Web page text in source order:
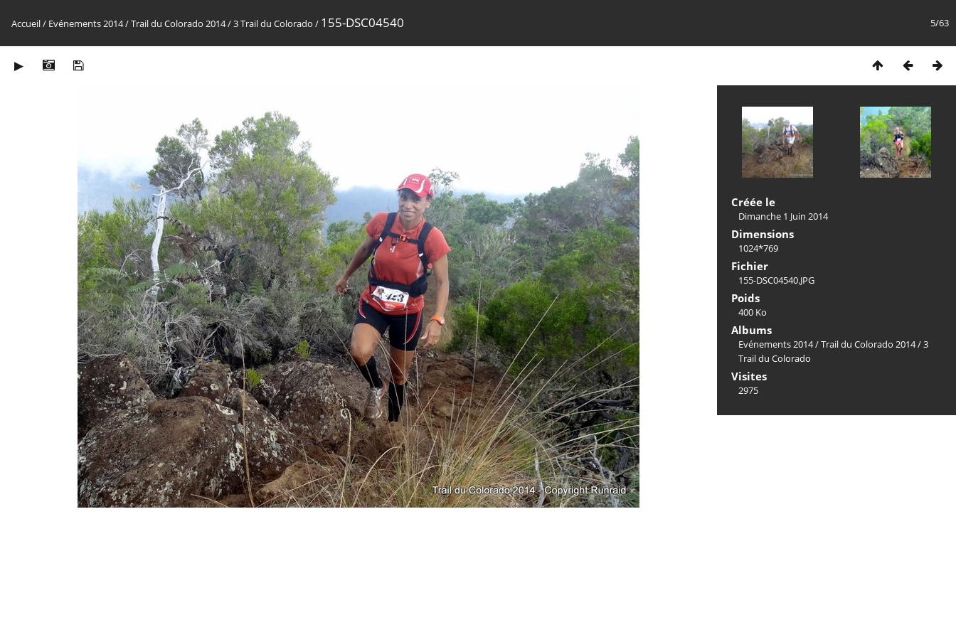
5/63
Accueil/ Evénements 2014/Trail du Colorado 2014/3 Trail du Colorado / 155-DSC04540
Créée le
Dimanche 1 Juin 2014
Dimensions
1024*769
Fichier
155-DSC04540.JPG
Poids
400 Ko
Albums
Evénements 2014/Trail du Colorado 2014/3
Trail du Colorado
Visites
2975